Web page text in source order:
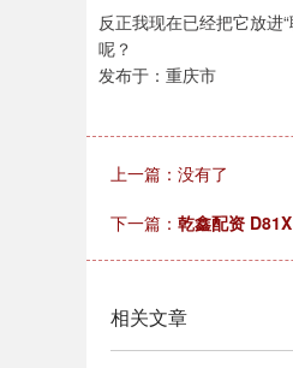
反正我现在已经把它放进
呢？
发布于：重庆市
上一篇：没有了
下一篇： 乾鑫配资 D81X
相关文章